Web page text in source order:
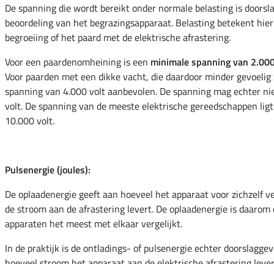
De spanning die wordt bereikt onder normale belasting is
beoordeling van het begrazingsapparaat. Belasting betekent
begroeiing of het paard met de elektrische afrastering.
Voor een paardenomheining is een minimale spanning van
Voor paarden met een dikke vacht, die daardoor minder
spanning van 4.000 volt aanbevolen. De spanning mag echter
volt. De spanning van de meeste elektrische gereedschappen
10.000 volt.
Pulsenergie (joules):
De oplaadenergie geeft aan hoeveel het apparaat voor zichzelf
de stroom aan de afrastering levert. De oplaadenergie is
apparaten het meest met elkaar vergelijkt.
In de praktijk is de ontladings- of pulsenergie echter